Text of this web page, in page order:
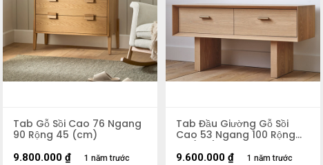
Tab Gỗ Sồi Cao 76 Ngang
90 Rộng 45 (cm)
1 năm trước
9.800.000 ₫
Tab Đầu Giường Gỗ Sồi
Cao 53 Ngang 100 Rộng
38 (cm)
1 năm trước
9.600.000 ₫